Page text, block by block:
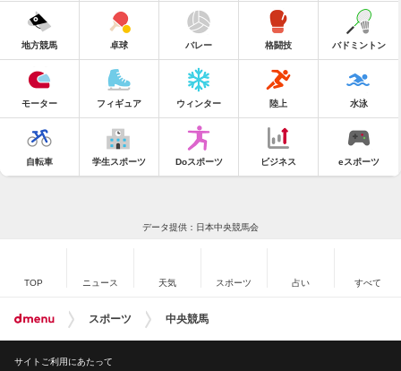
地方競馬 卓球 バレー 格闘技 バドミントン
モーター フィギュア ウィンター 陸上 水泳
自転車 学生スポーツ Doスポーツ ビジネス eスポーツ
データ提供：日本中央競馬会
TOP ニュース 天気 スポーツ 占い すべて
スポーツ 中央競馬
サイトご利用にあたって